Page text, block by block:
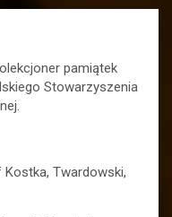
pamiątek
Stowarzyszenia
Twardowski,